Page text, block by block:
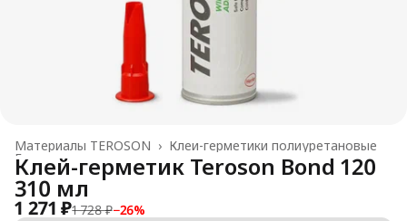
Клеи-герметики полиуретановые
Материалы TEROSON ›
Главная
Клей-герметик Teroson Bond 120
310 мл
1 271 ₽1 728 ₽−26%